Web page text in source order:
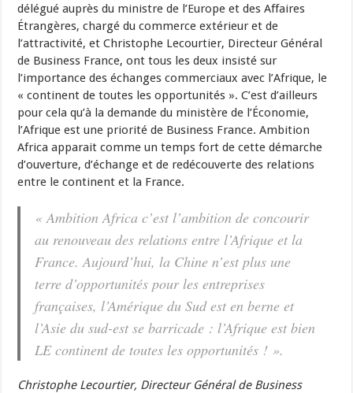
délégué auprès du ministre de l’Europe et des Affaires
Étrangères, chargé du commerce extérieur et de
l’attractivité, et Christophe Lecourtier, Directeur Général
de Business France, ont tous les deux insisté sur
l’importance des échanges commerciaux avec l’Afrique, le
« continent de toutes les opportunités ». C’est d’ailleurs
pour cela qu’à la demande du ministère de l’Économie,
l’Afrique est une priorité de Business France. Ambition
Africa apparait comme un temps fort de cette démarche
d’ouverture, d’échange et de redécouverte des relations
entre le continent et la France.
« Ambition Africa c’est l’ambition de concourir
au renouveau des relations entre l’Afrique et la
France. Aujourd’hui, la Chine n’est plus une
terre d’opportunités pour les entreprises
françaises, l’Amérique du Sud est en berne et
l’Asie du sud-est se barricade : l’Afrique est bien
LE continent de toutes les opportunités ! ».
Christophe Lecourtier, Directeur Général de Business